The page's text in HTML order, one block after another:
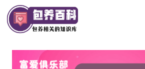
Skip
to
content